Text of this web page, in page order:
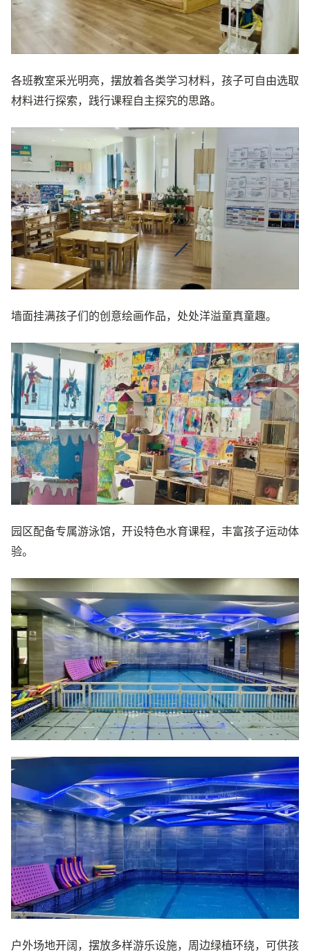
各班教室采光明亮，摆放着各类学习材料，孩子可自由选取
材料进行探索，践行课程自主探究的思路。
墙面挂满孩子们的创意绘画作品，处处洋溢童真童趣。
园区配备专属游泳馆，开设特色水育课程，丰富孩子运动体
验。
户外场地开阔，摆放多样游乐设施，周边绿植环绕，可供孩